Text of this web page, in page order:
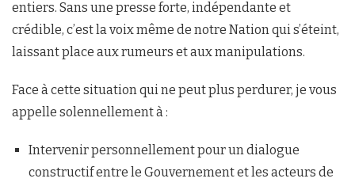
entiers. Sans une presse forte, indépendante et
crédible, c’est la voix même de notre Nation qui s’éteint,
laissant place aux rumeurs et aux manipulations.
Face à cette situation qui ne peut plus perdurer, je vous
appelle solennellement à :
Intervenir personnellement pour un dialogue
constructif entre le Gouvernement et les acteurs de